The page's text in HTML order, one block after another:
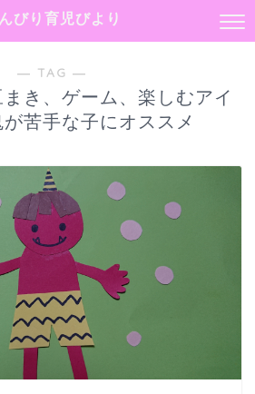
びり育児びより
― TAG ―
き、ゲーム、楽しむアイ
苦手な子にオススメ